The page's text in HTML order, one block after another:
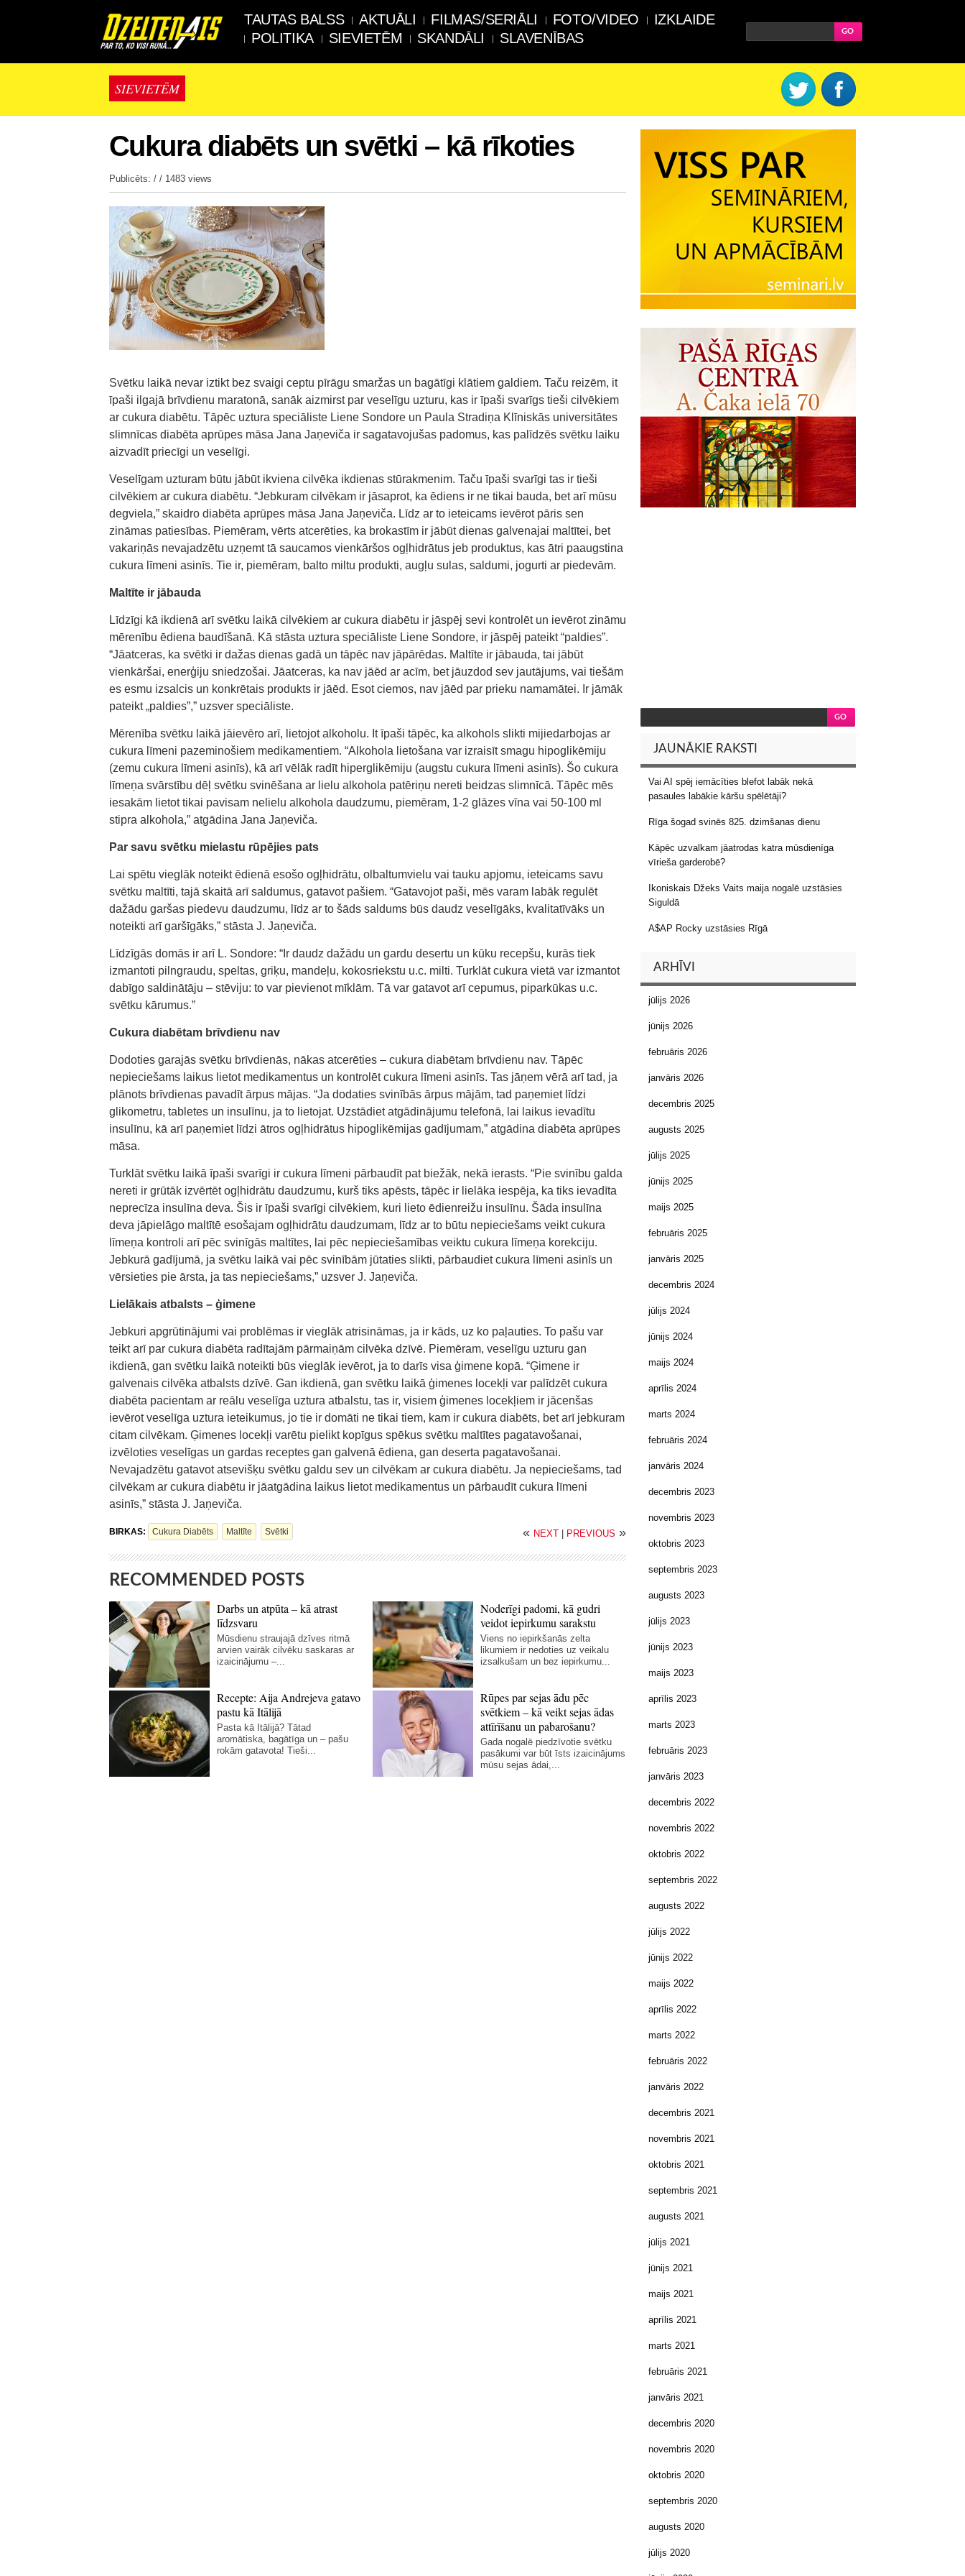
TAUTAS BALSS AKTUĀLI FILMAS/SERIĀLI FOTO/VIDEO
IZKLAIDE
POLITIKA
SIEVIETĒM SKANDĀLI SLAVENĪBAS
SIEVIETĒM
Cukura diabēts un svētki – kā rīkoties
Publicēts: / / 1483 views
Svētku laikā nevar iztikt bez svaigi ceptu pīrāgu smaržas un bagātīgi klātiem galdiem. Taču reizēm, it
īpaši ilgajā brīvdienu maratonā, sanāk aizmirst par veselīgu uzturu, kas ir īpaši svarīgs tieši cilvēkiem
ar cukura diabētu. Tāpēc uztura speciāliste Liene Sondore un Paula Stradiņa Klīniskās universitātes
slimnīcas diabēta aprūpes māsa Jana Jaņeviča ir sagatavojušas padomus, kas palīdzēs svētku laiku
aizvadīt priecīgi un veselīgi.
Veselīgam uzturam būtu jābūt ikviena cilvēka ikdienas stūrakmenim. Taču īpaši svarīgi tas ir tieši
cilvēkiem ar cukura diabētu. “Jebkuram cilvēkam ir jāsaprot, ka ēdiens ir ne tikai bauda, bet arī mūsu
degviela,” skaidro diabēta aprūpes māsa Jana Jaņeviča. Līdz ar to ieteicams ievērot pāris sen
zināmas patiesības. Piemēram, vērts atcerēties, ka brokastīm ir jābūt dienas galvenajai maltītei, bet
vakariņās nevajadzētu uzņemt tā saucamos vienkāršos ogļhidrātus jeb produktus, kas ātri paaugstina
cukura līmeni asinīs. Tie ir, piemēram, balto miltu produkti, augļu sulas, saldumi, jogurti ar piedevām.
Maltīte ir jābauda
Līdzīgi kā ikdienā arī svētku laikā cilvēkiem ar cukura diabētu ir jāspēj sevi kontrolēt un ievērot zināmu
mērenību ēdiena baudīšanā. Kā stāsta uztura speciāliste Liene Sondore, ir jāspēj pateikt “paldies”.
“Jāatceras, ka svētki ir dažas dienas gadā un tāpēc nav jāpārēdas. Maltīte ir jābauda, tai jābūt
vienkāršai, enerģiju sniedzošai. Jāatceras, ka nav jāēd ar acīm, bet jāuzdod sev jautājums, vai tiešām
es esmu izsalcis un konkrētais produkts ir jāēd. Esot ciemos, nav jāēd par prieku namamātei. Ir jāmāk
pateikt „paldies”,” uzsver speciāliste.
Mērenība svētku laikā jāievēro arī, lietojot alkoholu. It īpaši tāpēc, ka alkohols slikti mijiedarbojas ar
cukura līmeni pazeminošiem medikamentiem. “Alkohola lietošana var izraisīt smagu hipoglikēmiju
(zemu cukura līmeni asinīs), kā arī vēlāk radīt hiperglikēmiju (augstu cukura līmeni asinīs). Šo cukura
līmeņa svārstību dēļ svētku svinēšana ar lielu alkohola patēriņu nereti beidzas slimnīcā. Tāpēc mēs
iesakām lietot tikai pavisam nelielu alkohola daudzumu, piemēram, 1-2 glāzes vīna vai 50-100 ml
stipra alkohola,” atgādina Jana Jaņeviča.
Par savu svētku mielastu rūpējies pats
Lai spētu vieglāk noteikt ēdienā esošo ogļhidrātu, olbaltumvielu vai tauku apjomu, ieteicams savu
svētku maltīti, tajā skaitā arī saldumus, gatavot pašiem. “Gatavojot paši, mēs varam labāk regulēt
dažādu garšas piedevu daudzumu, līdz ar to šāds saldums būs daudz veselīgāks, kvalitatīvāks un
noteikti arī garšīgāks,” stāsta J. Jaņeviča.
Līdzīgās domās ir arī L. Sondore: “Ir daudz dažādu un gardu desertu un kūku recepšu, kurās tiek
izmantoti pilngraudu, speltas, griķu, mandeļu, kokosriekstu u.c. milti. Turklāt cukura vietā var izmantot
dabīgo saldinātāju – stēviju: to var pievienot mīklām. Tā var gatavot arī cepumus, piparkūkas u.c.
svētku kārumus.”
Cukura diabētam brīvdienu nav
Dodoties garajās svētku brīvdienās, nākas atcerēties – cukura diabētam brīvdienu nav. Tāpēc
nepieciešams laikus lietot medikamentus un kontrolēt cukura līmeni asinīs. Tas jāņem vērā arī tad, ja
plānots brīvdienas pavadīt ārpus mājas. “Ja dodaties svinībās ārpus mājām, tad paņemiet līdzi
glikometru, tabletes un insulīnu, ja to lietojat. Uzstādiet atgādinājumu telefonā, lai laikus ievadītu
insulīnu, kā arī paņemiet līdzi ātros ogļhidrātus hipoglikēmijas gadījumam,” atgādina diabēta aprūpes
māsa.
Turklāt svētku laikā īpaši svarīgi ir cukura līmeni pārbaudīt pat biežāk, nekā ierasts. “Pie svinību galda
nereti ir grūtāk izvērtēt ogļhidrātu daudzumu, kurš tiks apēsts, tāpēc ir lielāka iespēja, ka tiks ievadīta
neprecīza insulīna deva. Šis ir īpaši svarīgi cilvēkiem, kuri lieto ēdienreižu insulīnu. Šāda insulīna
deva jāpielāgo maltītē esošajam ogļhidrātu daudzumam, līdz ar to būtu nepieciešams veikt cukura
līmeņa kontroli arī pēc svinīgās maltītes, lai pēc nepieciešamības veiktu cukura līmeņa korekciju.
Jebkurā gadījumā, ja svētku laikā vai pēc svinībām jūtaties slikti, pārbaudiet cukura līmeni asinīs un
vērsieties pie ārsta, ja tas nepieciešams,” uzsver J. Jaņeviča.
Lielākais atbalsts – ģimene
Jebkuri apgrūtinājumi vai problēmas ir vieglāk atrisināmas, ja ir kāds, uz ko paļauties. To pašu var
teikt arī par cukura diabēta radītajām pārmaiņām cilvēka dzīvē. Piemēram, veselīgu uzturu gan
ikdienā, gan svētku laikā noteikti būs vieglāk ievērot, ja to darīs visa ģimene kopā. “Ģimene ir
galvenais cilvēka atbalsts dzīvē. Gan ikdienā, gan svētku laikā ģimenes locekļi var palīdzēt cukura
diabēta pacientam ar reālu veselīga uztura atbalstu, tas ir, visiem ģimenes locekļiem ir jācenšas
ievērot veselīga uztura ieteikumus, jo tie ir domāti ne tikai tiem, kam ir cukura diabēts, bet arī jebkuram
citam cilvēkam. Ģimenes locekļi varētu pielikt kopīgus spēkus svētku maltītes pagatavošanai,
izvēloties veselīgas un gardas receptes gan galvenā ēdiena, gan deserta pagatavošanai.
Nevajadzētu gatavot atsevišķu svētku galdu sev un cilvēkam ar cukura diabētu. Ja nepieciešams, tad
cilvēkam ar cukura diabētu ir jāatgādina laikus lietot medikamentus un pārbaudīt cukura līmeni
asinīs,” stāsta J. Jaņeviča.
BIRKAS: Cukura Diabēts Maltīte Svētki « NEXT PREVIOUS »
RECOMMENDED POSTS
Darbs un atpūta – kā atrast
līdzsvaru
Mūsdienu straujajā dzīves ritmā
arvien vairāk cilvēku saskaras ar
izaicinājumu –...
Noderīgi padomi, kā gudri
veidot iepirkumu sarakstu
Viens no iepirkšanās zelta
likumiem ir nedoties uz veikalu
izsalkušam un bez iepirkumu...
Recepte: Aija Andrejeva gatavo
pastu kā Itālijā
Pasta kā Itālijā? Tātad
aromātiska, bagātīga un – pašu
rokām gatavota! Tieši...
Rūpes par sejas ādu pēc
svētkiem – kā veikt sejas ādas
attīrīšanu un pabarošanu?
Gada nogalē piedzīvotie svētku
pasākumi var būt īsts izaicinājums
mūsu sejas ādai,...
JAUNĀKIE RAKSTI
Vai AI spēj iemācīties blefot labāk nekā
pasaules labākie kāršu spēlētāji?
Rīga šogad svinēs 825. dzimšanas dienu
Kāpēc uzvalkam jāatrodas katra mūsdienīga
vīrieša garderobē?
Ikoniskais Džeks Vaits maija nogalē uzstāsies
Siguldā
A$AP Rocky uzstāsies Rīgā
ARHĪVI
jūlijs 2026
jūnijs 2026
februāris 2026
janvāris 2026
decembris 2025
augusts 2025
jūlijs 2025
jūnijs 2025
maijs 2025
februāris 2025
janvāris 2025
decembris 2024
jūlijs 2024
jūnijs 2024
maijs 2024
aprīlis 2024
marts 2024
februāris 2024
janvāris 2024
decembris 2023
novembris 2023
oktobris 2023
septembris 2023
augusts 2023
jūlijs 2023
jūnijs 2023
maijs 2023
aprīlis 2023
marts 2023
februāris 2023
janvāris 2023
decembris 2022
novembris 2022
oktobris 2022
septembris 2022
augusts 2022
jūlijs 2022
jūnijs 2022
maijs 2022
aprīlis 2022
marts 2022
februāris 2022
janvāris 2022
decembris 2021
novembris 2021
oktobris 2021
septembris 2021
augusts 2021
jūlijs 2021
jūnijs 2021
maijs 2021
aprīlis 2021
marts 2021
februāris 2021
janvāris 2021
decembris 2020
novembris 2020
oktobris 2020
septembris 2020
augusts 2020
jūlijs 2020